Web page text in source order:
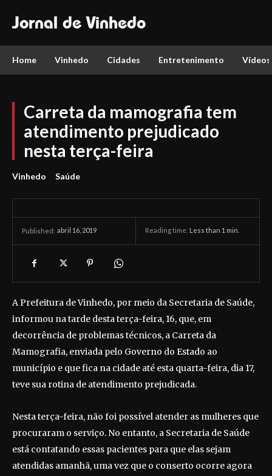
Jornal de Vinhedo
Home Vinhedo Cidades Entretenimento Vídeos
Carreta da mamografia tem
atendimento prejudicado
nesta terça-feira
Vinhedo Saúde
Published: abril 16, 2019 Reading time: Less than 1 min.
A Prefeitura de Vinhedo, por meio da Secretaria de Saúde,
informou na tarde desta terça-feira, 16, que, em
decorrência de problemas técnicos, a Carreta da
Mamografia, enviada pelo Governo do Estado ao
município e que fica na cidade até esta quarta-feira, dia 17,
teve sua rotina de atendimento prejudicada.
Nesta terça-feira, não foi possível atender as mulheres que
procuraram o serviço. No entanto, a Secretaria de Saúde
está contatando essas pacientes para que elas sejam
atendidas amanhã, uma vez que o conserto ocorre agora